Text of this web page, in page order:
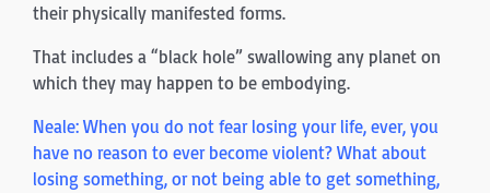
their physically manifested forms.
That includes a “black hole” swallowing any planet on
which they may happen to be embodying.
Neale: When you do not fear losing your life, ever, you
have no reason to ever become violent? What about
losing something, or not being able to get something,